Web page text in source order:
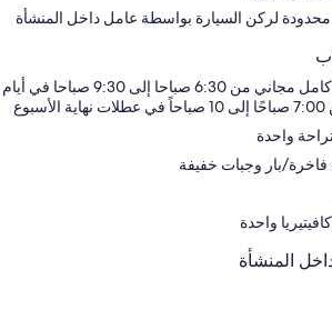
محدودة لركن السيارة بواسطة عامل داخل المنشأة
يتوفر إفطار كامل مجاني من 6:30 صباحا إلى 9:30 صباحا في أيام
واحدة
بار وجبات خفيفة
واحدة
المنشأة